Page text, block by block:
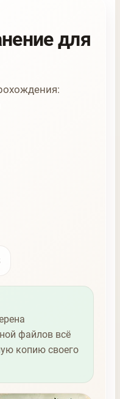
для
файлов всё
копию своего